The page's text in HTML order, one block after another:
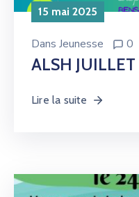
15 mai 2025
Dans Jeunesse 0
ALSH JUILLET
Lire la suite